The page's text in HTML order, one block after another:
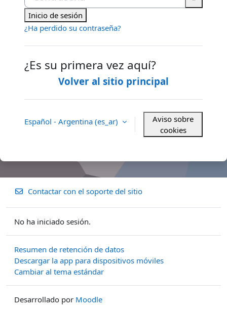
Inicio de sesión
¿Ha perdido su contraseña?
¿Es su primera vez aquí?
Volver al sitio principal
Español - Argentina ‎(es_ar)‎
Aviso sobre
cookies
Contactar con el soporte del sitio
No ha iniciado sesión.
Resumen de retención de datos
Descargar la app para dispositivos móviles
Cambiar al tema estándar
Desarrollado por Moodle